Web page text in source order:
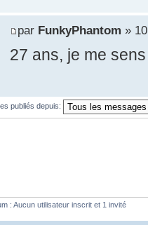
par FunkyPhantom »
27 ans, je me
publiés depuis:
: Aucun utilisateur inscrit et 1 invité